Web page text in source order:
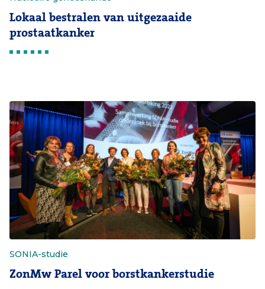
Lokaal bestralen van uitgezaaide
prostaatkanker
SONIA-studie
ZonMw Parel voor borstkankerstudie